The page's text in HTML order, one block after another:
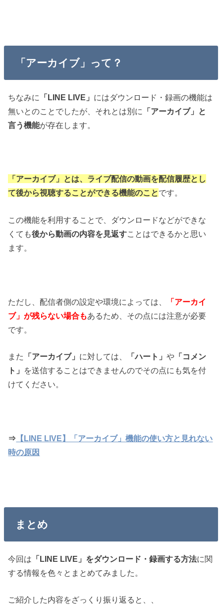
「アーカイブ」って？
ちなみに 「LINE LIVE」 にはダウンロード・録画の機能は
無いとのことでしたが、それとは別に
「アーカイブ」と
言う機能が存在します。
「アーカイブ」とは、ライブ配信の動画を配信履歴とし
て後から視聴することができる機能のことです。
この機能を利用することで、ダウンロードなどができな
くても後から動画の内容を見返すことはできるかと思い
ます。
ただし、配信者側の設定や環境によっては、
「アーカイ
ブ」が残らない場合もあるため、その点には注意が必要
です。
また 「アーカイブ」 に対しては、 「ハート」や 「コメン
ト」 を送信することはできませんのでその点にも気を付
けてください。
⇒ 【LINE LIVE】「アーカイブ」機能の使い方と見れない
時の原因
まとめ
今回は 「LINE LIVE」をダウンロード・録画する方法に関
する情報を色々とまとめてみました。
ご紹介した内容をざっくり振り返ると、、